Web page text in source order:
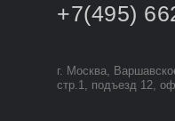
г. Москва,
стр.1, подъезд 12,
+7(495)